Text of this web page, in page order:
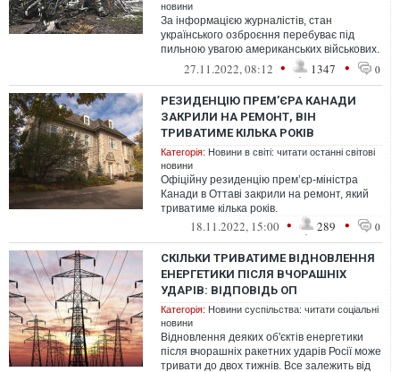
новини
За інформацією журналістів, стан
українського озброєння перебуває під
пильною увагою американських військових.
Водночас сама зброя виходить з ладу
27.11.2022, 08:12 • 1347 • 0
РЕЗИДЕНЦІЮ ПРЕМ’ЄРА КАНАДИ
ЗАКРИЛИ НА РЕМОНТ, ВІН
ТРИВАТИМЕ КІЛЬКА РОКІВ
Категорія: Новини в світі: читати останні світові
новини
Офіційну резиденцію прем’єр-міністра
Канади в Оттаві закрили на ремонт, який
триватиме кілька років.
18.11.2022, 15:00 • 289 • 0
СКІЛЬКИ ТРИВАТИМЕ ВІДНОВЛЕННЯ
ЕНЕРГЕТИКИ ПІСЛЯ ВЧОРАШНІХ
УДАРІВ: ВІДПОВІДЬ ОП
Категорія: Новини суспільства: читати соціальні
новини
Відновлення деяких об'єктів енергетики
після вчорашніх ракетних ударів Росії може
тривати до двох тижнів. Все залежить від